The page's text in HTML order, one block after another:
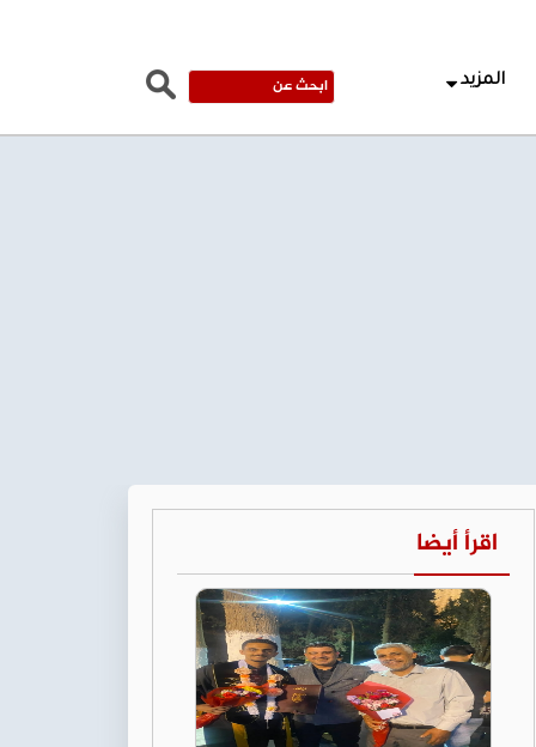
المزيد
اقرأ أيضا